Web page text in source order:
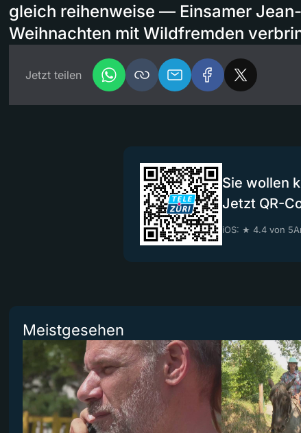
gleich reihenweise — Einsamer
Weihnachten mit Wildfremden
Jetzt teilen
Sie wollen
Jetzt QR-
iOS: ★ 4.4 von 5
Meistgesehen